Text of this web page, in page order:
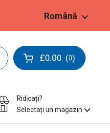
Limbă
Română
Deschide coșul
£0.00 (0)
Ridicați?
Selectați un magazin